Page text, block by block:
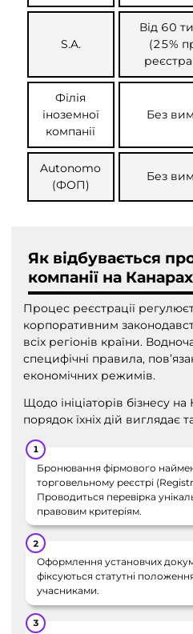
S.A.
Від 60
(25%
Філія
іноземної
компанії
Без
Autonomo
(ФОП)
Без
Як відбувається
компанії на Канарах
Процес реєстрації
корпоративним
всіх регіонів країни.
специфічні правила,
економічних режимів.
Щодо ініціаторів бізнесу
порядок їхніх дій виглядає
Бронювання фірмового
торговельному реєстрі
Проводиться перевірка
правовим критеріям.
Оформлення установчих
фіксуються статутні
учасниками.